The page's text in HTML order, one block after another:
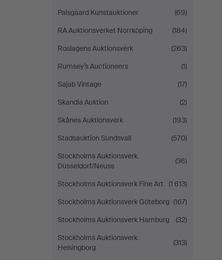
Palsgaard Kunstauktioner
(69)
RA Auktionsverket Norrköping
(184)
Roslagens Auktionsverk
(263)
Rumsey’s Auctioneers
(1)
Sajab Vintage
(17)
Skandia Auktion
(2)
Skånes Auktionsverk
(193)
Stadsauktion Sundsvall
(570)
Stockholms Auktionsverk
Düsseldorf/Neuss
(36)
Stockholms Auktionsverk Fine Art
(1 613)
Stockholms Auktionsverk Göteborg (167)
Stockholms Auktionsverk Hamburg
(32)
Stockholms Auktionsverk
Helsingborg
(313)